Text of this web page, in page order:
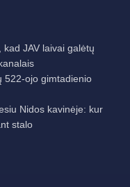
JAV laivai galėtų
522-ojo gimtadienio
Nidos kavinėje: kur
stalo